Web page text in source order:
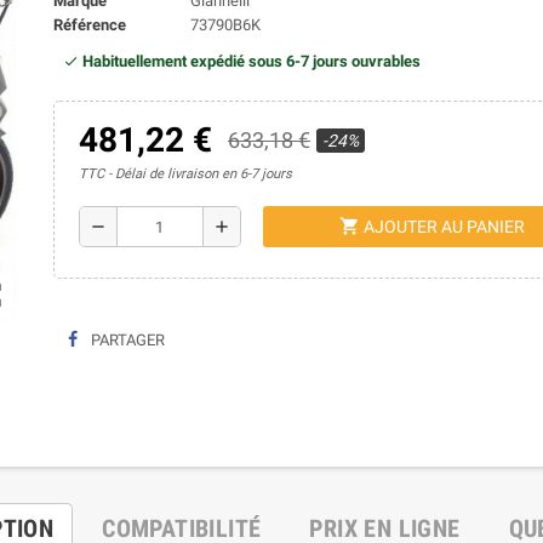
Référence
73790B6K
Habituellement expédié sous 6-7 jours ouvrables
481,22 € 633,18 € -24%
TTC Délai de livraison en 6-7 jours
remove add shopping_cart AJOUTER AU PANIER
PARTAGER
COMPATIBILITÉ PRIX EN LIGNE